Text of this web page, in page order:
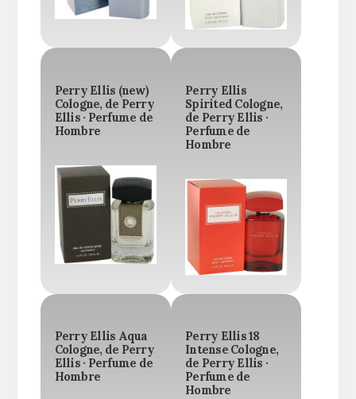
Perry Ellis (new)
Cologne, de Perry
Ellis · Perfume de
Hombre
Perry Ellis
Spirited Cologne,
de Perry Ellis ·
Perfume de
Hombre
Perry Ellis Aqua
Cologne, de Perry
Ellis · Perfume de
Hombre
Perry Ellis 18
Intense Cologne,
de Perry Ellis ·
Perfume de
Hombre